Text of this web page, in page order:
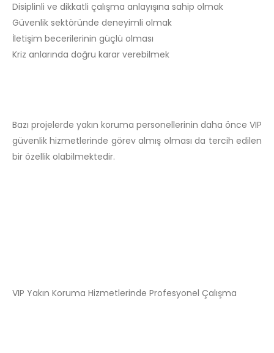
Disiplinli ve dikkatli çalışma anlayışına sahip olmak
Güvenlik sektöründe deneyimli olmak
İletişim becerilerinin güçlü olması
Kriz anlarında doğru karar verebilmek
Bazı projelerde yakın koruma personellerinin daha önce VIP
güvenlik hizmetlerinde görev almış olması da tercih edilen
bir özellik olabilmektedir.
VIP Yakın Koruma Hizmetlerinde Profesyonel Çalışma